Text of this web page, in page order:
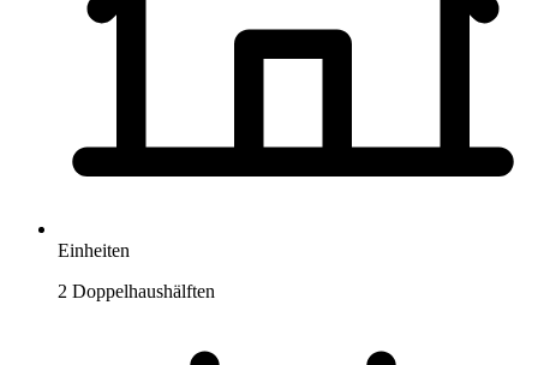
Einheiten
2 Doppelhaushälften